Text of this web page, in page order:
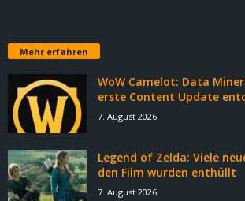
Mehr erfahren
WoW Camelot: Data
erste Content Update
7. August 2026
Legend of Zelda: Viele
den Film wurden enthüllt
7. August 2026